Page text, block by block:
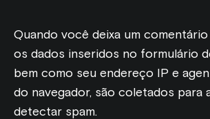
Mídia paga
Capture o valor incremental de seus
marketing.
Retail Media
suas participações
ESTUDOS DE CASO
Explore as histórias de sucesso das
Descubra para onde estamos indo e
conversa
Primelis: De agência
de crescimento
orientada pela tecnologia.
impulsionando a inovação e criando um
Quando você deixa um
os dados inseridos no formulário
bem como seu endereço IP e
do navegador, são coletados para
detectar spam.